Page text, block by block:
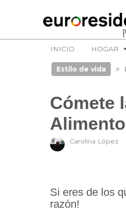
INICIO HOGAR
Estilo de vida
Cómete
Carolina López
Si eres de los
razón!